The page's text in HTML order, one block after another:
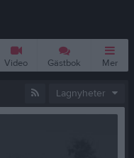
Video Gästbok Mer
Lagnyheter